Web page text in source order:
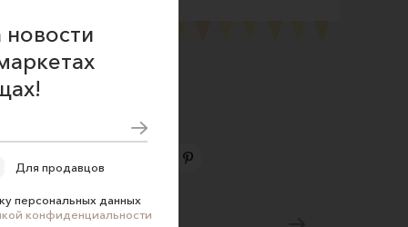
Подпишитесь на новости
Для продавцов
персональных данных
конфиденциальности